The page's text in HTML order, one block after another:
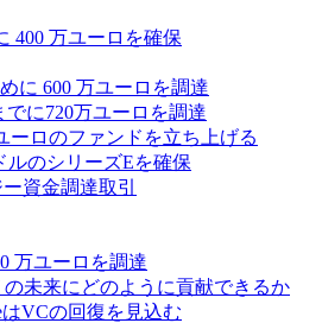
400 万ユーロを確保
に 600 万ユーロを調達
に720万ユーロを調達
ーロのファンドを立ち上げる
ルのシリーズEを確保
資金調達取引
万ユーロを調達
未来にどのように貢献できるか
はVCの回復を見込む